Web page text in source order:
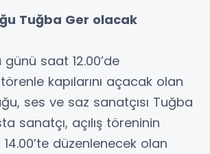
Tuğba Ger olacak
saat 12.00’de
kapılarını açacak olan
ses ve saz sanatçısı Tuğba
sanatçı, açılış töreninin
düzenlenecek olan